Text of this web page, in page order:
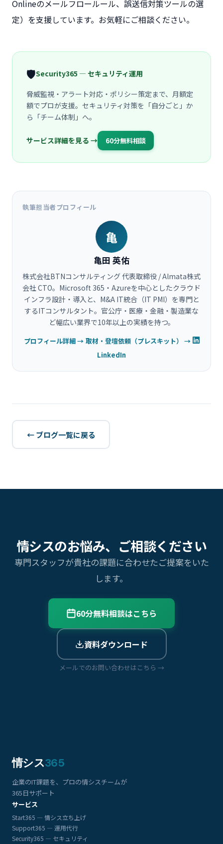
Onlineのメールフロールール、誤送信対策ツールの選
定）を支援しています。お気軽にご相談ください。
🛡️Security365 — セキュリティ運用
脅威監視・アラート対応・ポリシー策定まで、月額定
額でプロが支援。セキュリティ対策を「自分ごと」か
ら「チーム体制」へ。
サービス詳細を見る → 60分無料相談
執筆担当者プロフィール
亀
亀田 英佑
株式会社BTNコンサルティング 代表取締役 / Almata株式
会社 CTO。Microsoft 365・Azureを中心としたクラウド
インフラ設計・導入と、M&A IT統合（IT PMI）を専門と
するITコンサルタント。官公庁・医療・金融・製造業な
ど幅広い業界で10年以上の実績を持つ。
プロフィール詳細 → 取材・登壇依頼（プレスキット） →
LinkedIn
← ブログ一覧に戻る
情シスのお悩み、ご相談ください
専門スタッフが貴社の課題に合わせたご提案をいた
します。
60分無料相談はこちら
資料ダウンロード
メールでのお問い合わせはこちら →
情シス365
企業のIT課題を、プロの情シスチームが
365日サポート
サービス
Start365 — 情シス立ち上げ
Support365 — 運用代行
Security365 — セキュリティ